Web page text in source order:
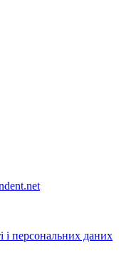
і персональних даних